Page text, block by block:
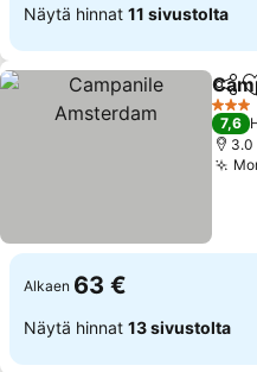
Näytä hinnat 11 sivustolta
Jaa
3
7,6
3.0
Alkaen 63 €
Näytä hinnat 13 sivustolta